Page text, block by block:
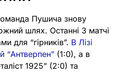
Пушича знову
шлях. Останні 3 матчі
для “гірників”. В Лізі
“Антверпен” (1:0), а в
1925” (2:0) та